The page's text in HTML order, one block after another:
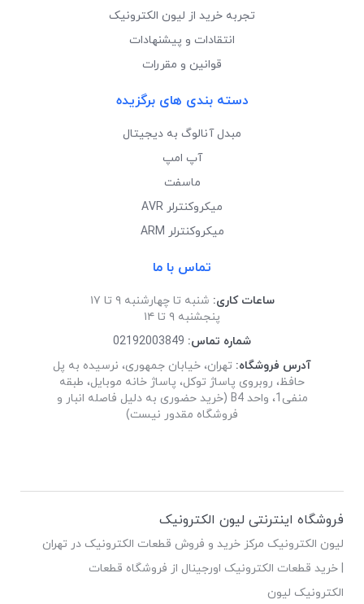
تجربه خرید از لیون الکترونیک
انتقادات و پیشنهادات
قوانین و مقررات
دسته بندی های برگزیده
مبدل آنالوگ به دیجیتال
آپ امپ
ماسفت
میکروکنترلر AVR
میکروکنترلر ARM
تماس با ما
ساعات کاری: شنبه تا چهارشنبه ۹ تا ۱۷
پنجشنبه ۹ تا ۱۴
شماره تماس: 02192003849
آدرس فروشگاه: تهران، خیابان جمهوری، نرسیده به پل
حافظ، روبروی پاساژ توکل، پاساژ خانه موبایل، طبقه
منفی1، واحد B4 (خرید حضوری به دلیل فاصله انبار و
فروشگاه مقدور نیست)
فروشگاه اینترنتی لیون الکترونیک
لیون الکترونیک مرکز خرید و فروش قطعات الکترونیک در تهران
| خرید قطعات الکترونیک اورجینال از فروشگاه قطعات
الکترونیک لیون